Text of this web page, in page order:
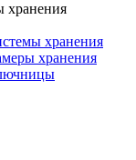
хранения
хранения
хранения